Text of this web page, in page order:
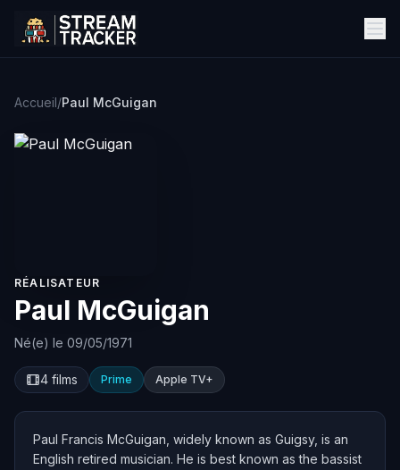
Accueil/Paul McGuigan
RÉALISATEUR
Paul McGuigan
Né(e) le 09/05/1971
4 films Prime Apple TV+
Paul Francis McGuigan, widely known as Guigsy, is an
English retired musician. He is best known as the bassist